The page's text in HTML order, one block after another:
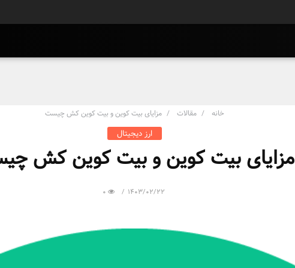
خانه مقالات مزایای بیت کوین و بیت کوین کش چیست
ارز دیجیتال
مزایای بیت کوین و بیت کوین کش
1403/02/22